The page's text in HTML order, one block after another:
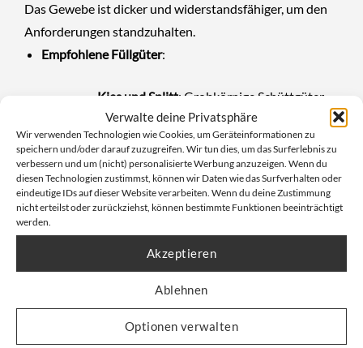
Verwalte deine Privatsphäre
Wir verwenden Technologien wie Cookies, um Geräteinformationen zu
speichern und/oder darauf zuzugreifen. Wir tun dies, um das Surferlebnis zu
verbessern und um (nicht) personalisierte Werbung anzuzeigen. Wenn du
diesen Technologien zustimmst, können wir Daten wie das Surfverhalten oder
eindeutige IDs auf dieser Website verarbeiten. Wenn du deine Zustimmung
nicht erteilst oder zurückziehst, können bestimmte Funktionen beeinträchtigt
werden.
Akzeptieren
Ablehnen
Optionen verwalten
Das Gewebe ist dicker und widerstandsfähiger, um den
Anforderungen standzuhalten.
Empfohlene Füllgüter:
Kies und Splitt: Grobkörnige Schüttgüter
mit höherem Gewicht.
Natursteinpflaster: Schwere, unregelmäßig
geformte Materialien.
Große Steine: Erhöhte Stabilität schützt
Höhere Belastbarkeit dank verstärktem
Gewebe.